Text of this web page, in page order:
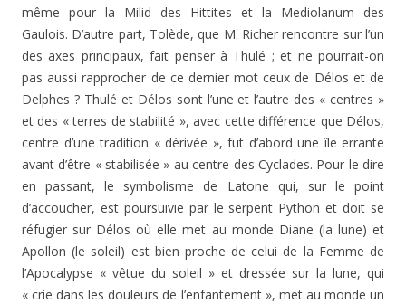
même pour la Milid des Hittites et la Mediolanum des
Gaulois. D’autre part, Tolède, que M. Richer rencontre sur l’un
des axes principaux, fait penser à Thulé ; et ne pourrait-on
pas aussi rapprocher de ce dernier mot ceux de Délos et de
Delphes ? Thulé et Délos sont l’une et l’autre des « centres »
et des « terres de stabilité », avec cette différence que Délos,
centre d’une tradition « dérivée », fut d’abord une île errante
avant d’être « stabilisée » au centre des Cyclades. Pour le dire
en passant, le symbolisme de Latone qui, sur le point
d’accoucher, est poursuivie par le serpent Python et doit se
réfugier sur Délos où elle met au monde Diane (la lune) et
Apollon (le soleil) est bien proche de celui de la Femme de
l’Apocalypse « vêtue du soleil » et dressée sur la lune, qui
« crie dans les douleurs de l’enfantement », met au monde un